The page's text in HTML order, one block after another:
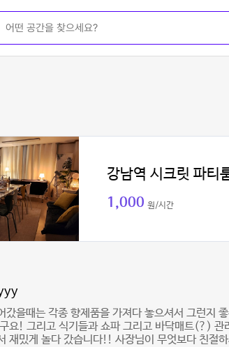
강남역 시크릿 파티
1,000 원/시간
갔을때는 각종 향제품을 가져다 놓으셔서 그런지
요! 그리고 식기들과 쇼파 그리고 바닥매트(?) 관
재밌게 놀다 갔습니다!! 사장님이 무엇보다 친절